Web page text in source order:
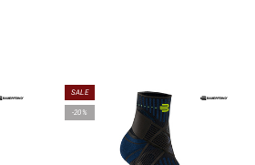
SALE
-20%